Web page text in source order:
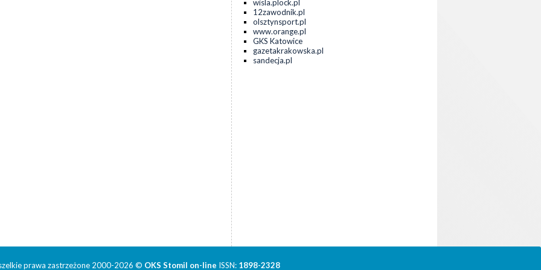
wisla.plock.pl
12zawodnik.pl
olsztynsport.pl
www.orange.pl
GKS Katowice
gazetakrakowska.pl
sandecja.pl
prawa zastrzeżone 2000-2026 © OKS Stomil on-line ISSN: 1898-2328